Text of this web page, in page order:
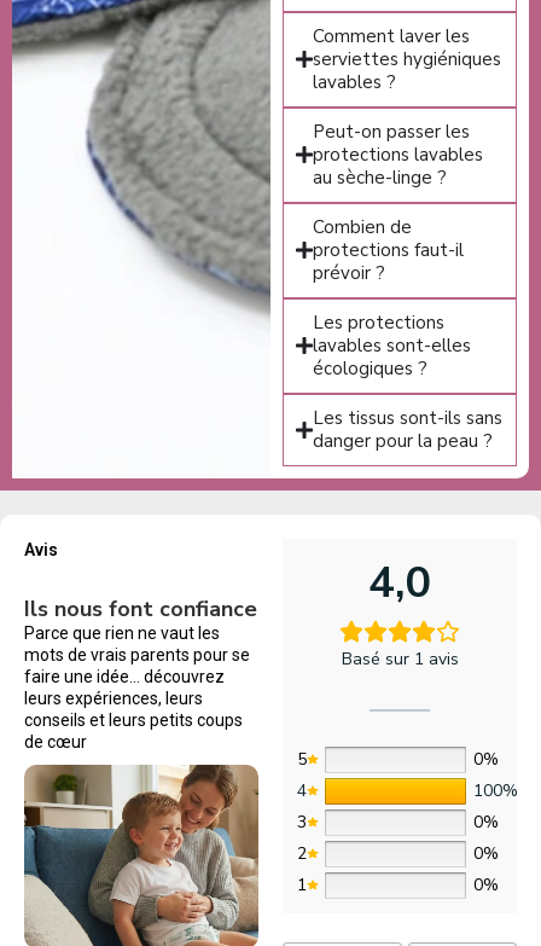
Comment laver les
serviettes hygiéniques
lavables ?
Peut-on passer les
protections lavables
au sèche-linge ?
Combien de
protections faut-il
prévoir ?
Les protections
lavables sont-elles
écologiques ?
Les tissus sont-ils sans
danger pour la peau ?
Avis
Ils nous font confiance
Parce que rien ne vaut les
mots de vrais parents pour se
faire une idée… découvrez
leurs expériences, leurs
conseils et leurs petits coups
de cœur
4,0
Basé sur 1 avis
5
0%
4
100%
3
0%
2
0%
1
0%